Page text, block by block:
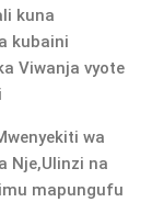
kuna
kubaini
Viwanja vyote
wa
Nje,Ulinzi na
mapungufu